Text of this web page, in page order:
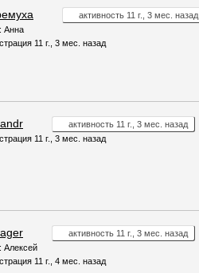
активность 11 г., 3 мес. назад
Анна
11 г., 3 мес. назад
активность 11 г., 3 мес. назад
11 г., 3 мес. назад
активность 11 г., 3 мес. назад
Алексей
11 г., 4 мес. назад